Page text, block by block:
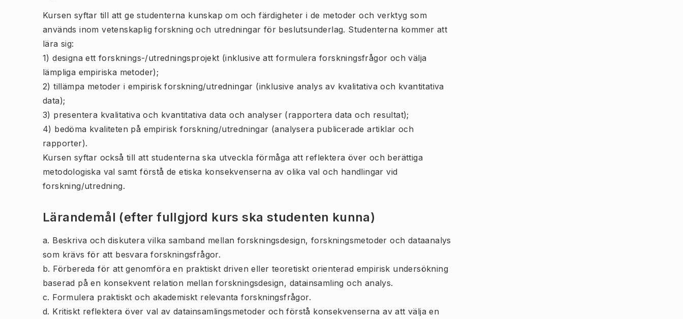
Kursen syftar till att ge studenterna kunskap om och färdigheter i de metoder och verktyg som
används inom vetenskaplig forskning och utredningar för beslutsunderlag. Studenterna kommer att
lära sig:
1) designa ett forsknings-/utredningsprojekt (inklusive att formulera forskningsfrågor och välja
lämpliga empiriska metoder);
2) tillämpa metoder i empirisk forskning/utredningar (inklusive analys av kvalitativa och kvantitativa
data);
3) presentera kvalitativa och kvantitativa data och analyser (rapportera data och resultat);
4) bedöma kvaliteten på empirisk forskning/utredningar (analysera publicerade artiklar och
rapporter).
Kursen syftar också till att studenterna ska utveckla förmåga att reflektera över och berättiga
metodologiska val samt förstå de etiska konsekvenserna av olika val och handlingar vid
forskning/utredning.
Lärandemål (efter fullgjord kurs ska studenten kunna)
a. Beskriva och diskutera vilka samband mellan forskningsdesign, forskningsmetoder och dataanalys
som krävs för att besvara forskningsfrågor.
b. Förbereda för att genomföra en praktiskt driven eller teoretiskt orienterad empirisk undersökning
baserad på en konsekvent relation mellan forskningsdesign, datainsamling och analys.
c. Formulera praktiskt och akademiskt relevanta forskningsfrågor.
d. Kritiskt reflektera över val av datainsamlingsmetoder och förstå konsekvenserna av att välja en